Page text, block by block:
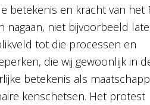
betekenis en kracht van het
nagaan, niet bijvoorbeeld
tot die processen en
die wij gewoonlijk in
betekenis als
kenschetsen. Het protest